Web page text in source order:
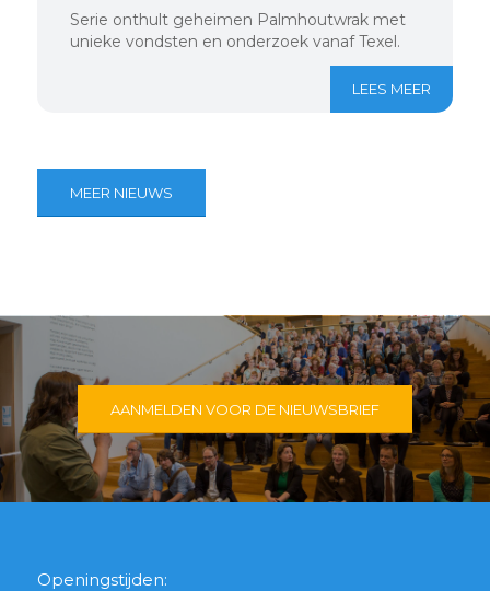
Serie onthult geheimen Palmhoutwrak met
unieke vondsten en onderzoek vanaf Texel.
LEES MEER
MEER NIEUWS
AANMELDEN VOOR DE NIEUWSBRIEF
Openingstijden: